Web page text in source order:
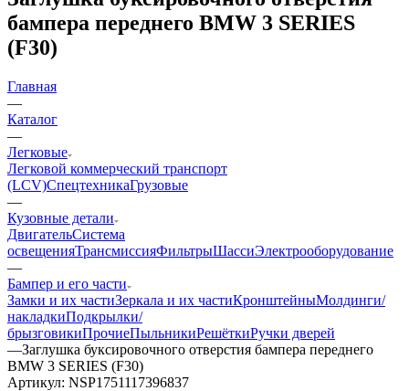
бампера переднего BMW 3 SERIES
(F30)
Главная
—
Каталог
—
Легковые
Легковой коммерческий транспорт
(LCV)СпецтехникаГрузовые
—
Кузовные детали
ДвигательСистема
освещенияТрансмиссияФильтрыШассиЭлектрооборудование
—
Бампер и его части
Замки и их частиЗеркала и их частиКронштейныМолдинги/
накладкиПодкрылки/
брызговикиПрочиеПыльникиРешёткиРучки дверей
—Заглушка буксировочного отверстия бампера переднего
BMW 3 SERIES (F30)
Артикул: NSP1751117396837